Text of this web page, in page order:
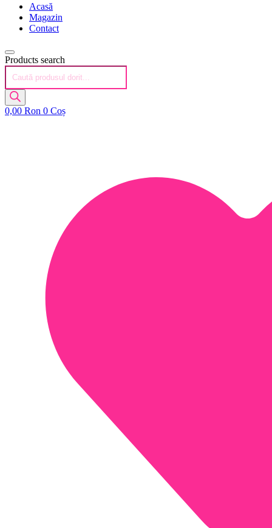
Acasă
Magazin
Contact
Products search
0,00 Ron 0 Coș